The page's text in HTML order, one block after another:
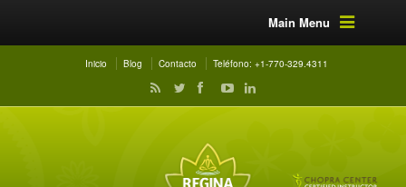
Main Menu
Inicio Blog Contacto Teléfono: +1-770-329.4311